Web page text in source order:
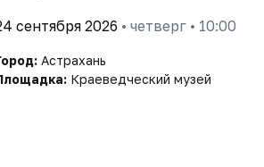
сентября 2026 • четверг • 10:00
Астрахань
Краеведческий музей